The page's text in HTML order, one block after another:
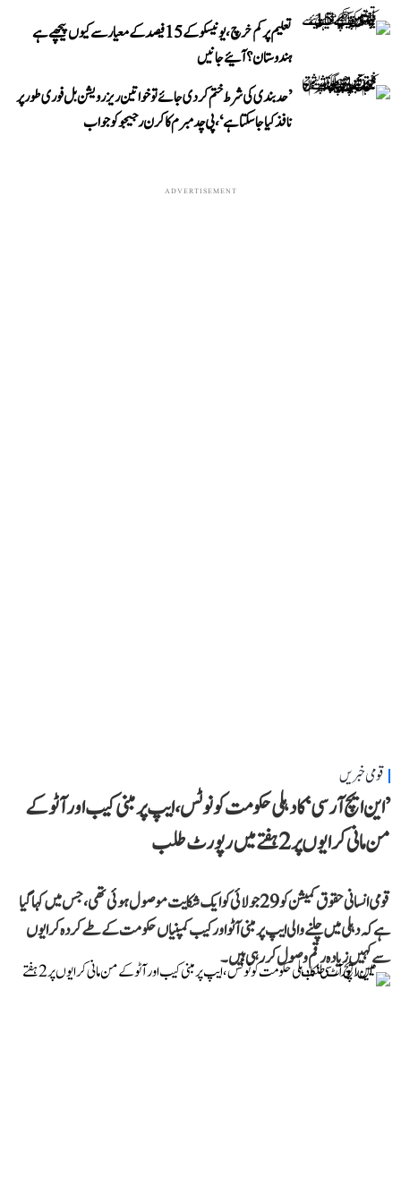
تعلیم پر کم خرچ، یونیسکو کے 15 فیصد کے معیار سے کیوں پیچھے ہے
ہندوستان؟ آئیے جانیں
’حد بندی کی شرط ختم کر دی جائے تو خواتین ریزرویشن بل فوری طور پر
نافذ کیا جا سکتا ہے‘، پی چدمبرم کا کرن رجیجو کو جواب
ADVERTISEMENT
قومی خبریں
’این ایچ آر سی‘ کا دہلی حکومت کو نوٹس، ایپ پر مبنی کیب اور آٹو کے
من مانی کرایوں پر 2 ہفتے میں رپورٹ طلب
قومی انسانی حقوق کمیشن کو 29 جولائی کو ایک شکایت موصول ہوئی تھی، جس میں کہا گیا
ہے کہ دہلی میں چلنے والی ایپ پر مبنی آٹو اور کیب کمپنیاں حکومت کے طے کردہ کرایوں
سے کہیں زیادہ رقم وصول کر رہی ہیں۔